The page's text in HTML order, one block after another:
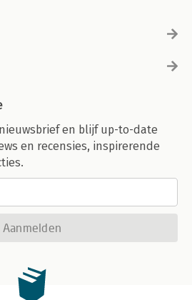
en blijf up-to-date
en recensies, inspirerende
Aanmelden